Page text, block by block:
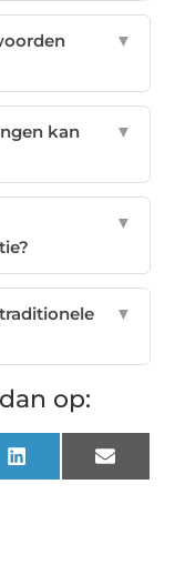
▼
kan
▼
▼
▼
op:
LinkedIn Email